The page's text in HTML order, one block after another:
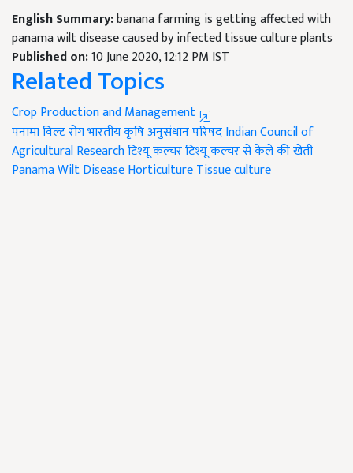
English Summary:banana farming is getting affected with
panama wilt disease caused by infected tissue culture plants
Published on:10 June 2020, 12:12 PM IST
Related Topics
Crop Production and Management
पनामा विल्ट रोगभारतीय कृषि अनुसंधान परिषदIndian Council of
Agricultural Researchटिश्यू कल्चरटिश्यू कल्चर से केले की खेती
Panama Wilt DiseaseHorticultureTissue culture